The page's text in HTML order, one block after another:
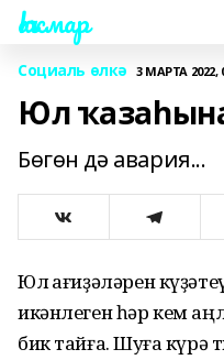
Һаҡмар
Социаль өлкә 3 МАРТА 2022,
Юл
Бөгөн дә авария...
Юл ҡағиҙәләрен
икәнлеген һәр кем
бик тайғаҡ. Шуға